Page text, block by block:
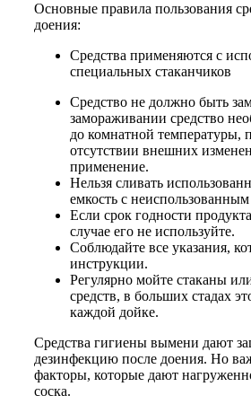
Основные правила пользования
доения:
Средства применяются с
специальных стаканчиков
Средство не должно быть
замораживании средство
до комнатной температуры,
отсутствии внешних
применение.
Нельзя сливать
емкость с
Если срок годности
случае его не используйте.
Соблюдайте все указания,
инструкции.
Регулярно мойте стаканы
средств, в больших стадах
каждой дойке.
Средства гигиены вымени дают
дезинфекцию после доения. Но
факторы, которые дают
соска.